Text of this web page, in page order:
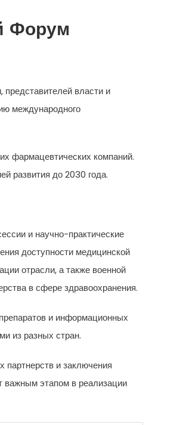
Форум
власти и
международного
фармацевтических компаний.
развития до 2030 года.
и научно-практические
доступности медицинской
отрасли, а также военной
в сфере здравоохранения.
и информационных
из разных стран.
и заключения
важным этапом в реализации